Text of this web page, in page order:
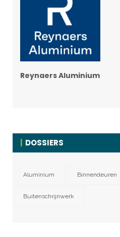
Reynaers Aluminium
DOSSIERS
Aluminium Binnendeuren
Buitenschrijnwerk